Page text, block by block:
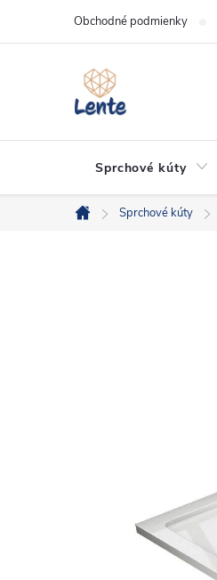
Obchodné podmienky
Sprchové kúty
Domov
Sprchové kúty